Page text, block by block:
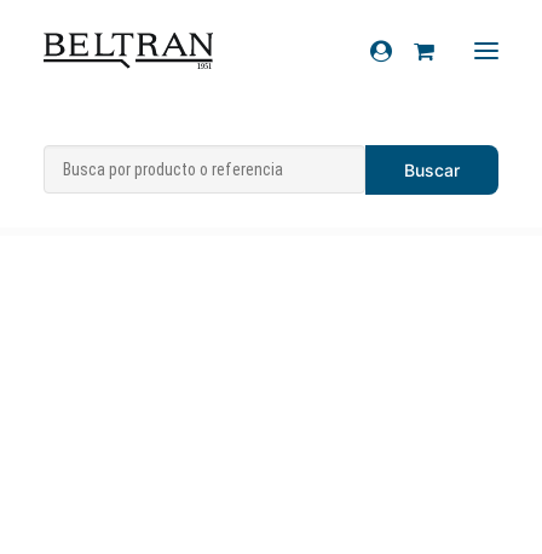
Recambios
Inicio Recambios » Sistema eléctrico
»
Bujías»Bujía «Champion» RN2C